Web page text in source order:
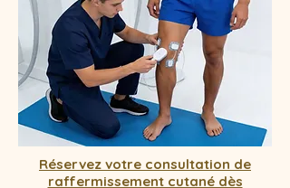
Réservez votre consultation de
raffermissement cutané dès